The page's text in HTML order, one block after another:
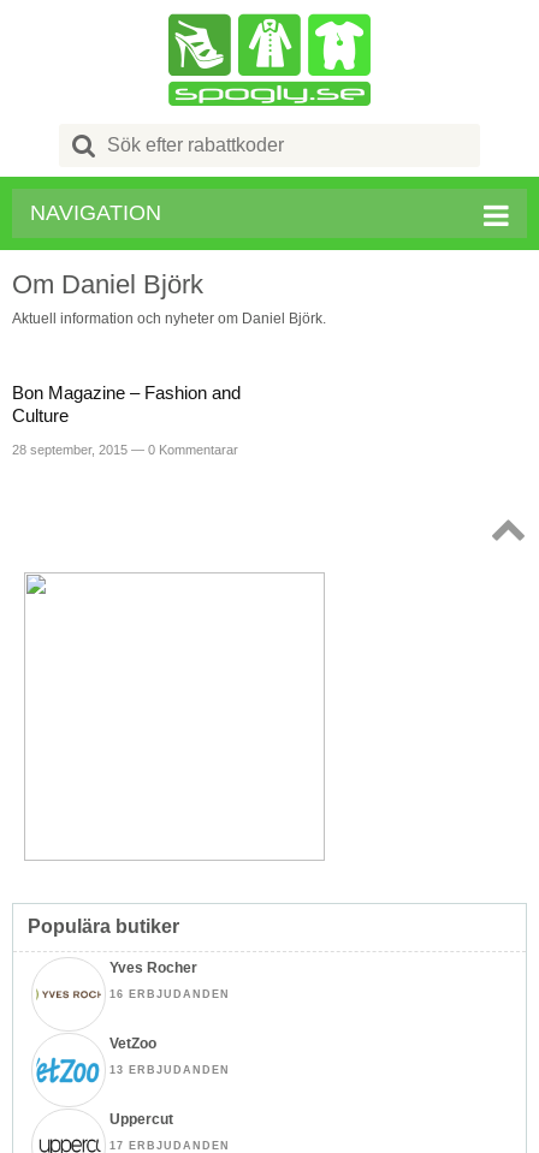
Search
for:
NAVIGATION
Om Daniel Björk
Aktuell information och nyheter om Daniel Björk.
Bon Magazine – Fashion and
Culture
28 september, 2015 — 0 Kommentarar
Populära butiker
Yves Rocher
16 ERBJUDANDEN
VetZoo
13 ERBJUDANDEN
Uppercut
17 ERBJUDANDEN